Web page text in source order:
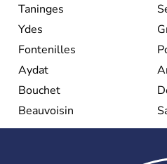
Taninges
Ydes
Fontenilles
Aydat
Bouchet
Beauvoisin